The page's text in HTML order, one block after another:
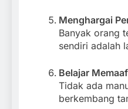
Menghargai
Banyak orang
sendiri adalah
Belajar
Tidak ada
berkembang